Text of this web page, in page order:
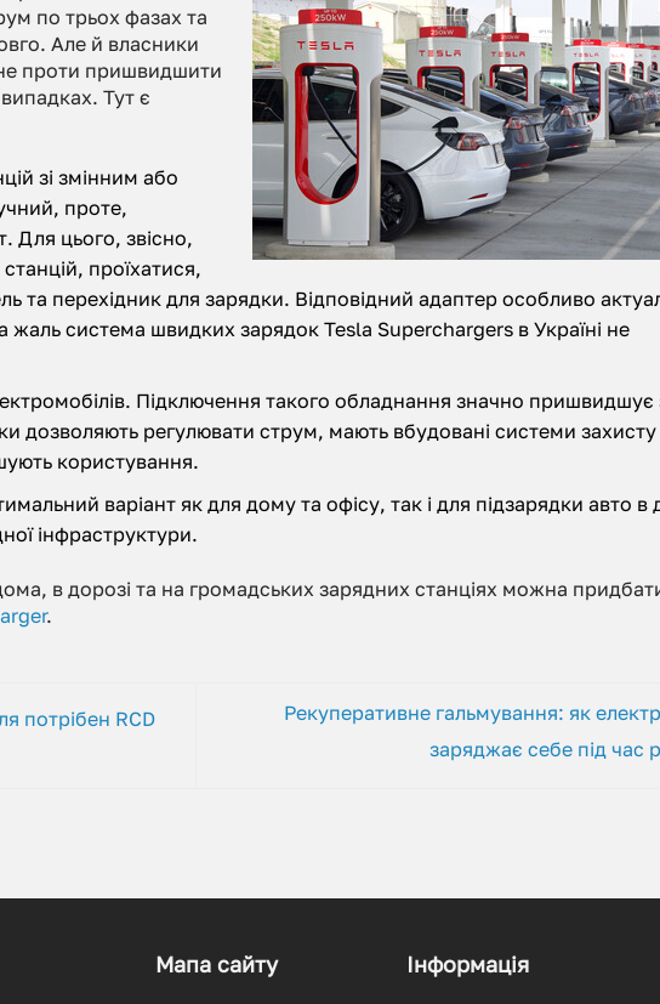
по трьох фазах та
Але й власники
не проти пришвидшити
Тут є
зі змінним або
проте,
Для цього, звісно,
проїхатися,
та перехідник для зарядки. Відповідний адаптер особливо
жаль система швидких зарядок Tesla Superchargers в Україні не
Підключення такого обладнання значно пришвидшує
дозволяють регулювати струм, мають вбудовані системи захисту
користування.
варіант як для дому та офісу, так і для підзарядки авто в
інфраструктури.
в дорозі та на громадських зарядних станціях можна
.
потрібен RCD
Рекуперативне гальмування: як
заряджає себе під час
Мапа сайту Інформація